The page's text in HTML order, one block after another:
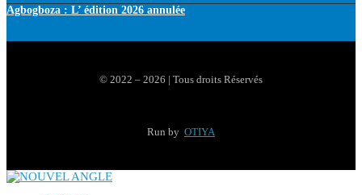
Agbogboza : L’ édition 2026 annulée
© 2022 – 2026 | Tous droits Réservés
Run by OTIYA